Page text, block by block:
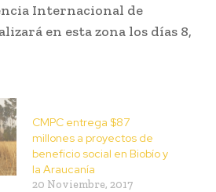
Internacional de
en esta zona los días 8,
CMPC entrega $87
millones a proyectos de
beneficio social en Biobío y
la Araucanía
20 Noviembre, 2017